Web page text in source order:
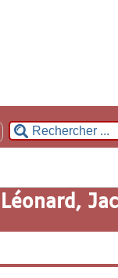
Léonard,